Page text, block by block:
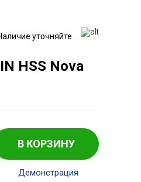
уточняйте
HSS Nova
В КОРЗИНУ
Демонстрация